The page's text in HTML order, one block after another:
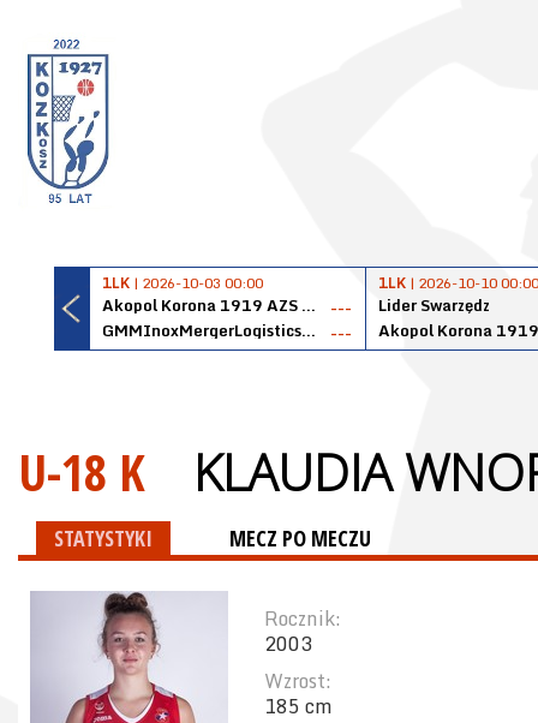
1LK | 2026-10-03 00:00
Akopol Korona 1919 AZS PK Kraków
---
GMMInoxMergerLogisticsPanteryŁańcut
---
1LK | 2026-10-10 00:00
Lider Swarzędz
U-18 K KLAUDIA
STATYSTYKI MECZ PO MECZU
Rocznik:
2003
Wzrost:
185 cm